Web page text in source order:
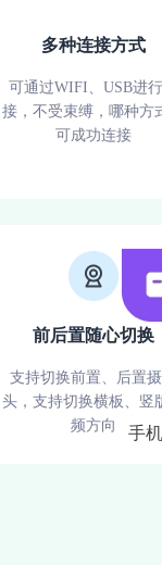
手
多种连接方式
可通过WIFI、USB进
接，不受束缚，哪种方
可成功连接
前后置随心切换
支持切换前置、后置
头，支持切换横板、竖
频方向